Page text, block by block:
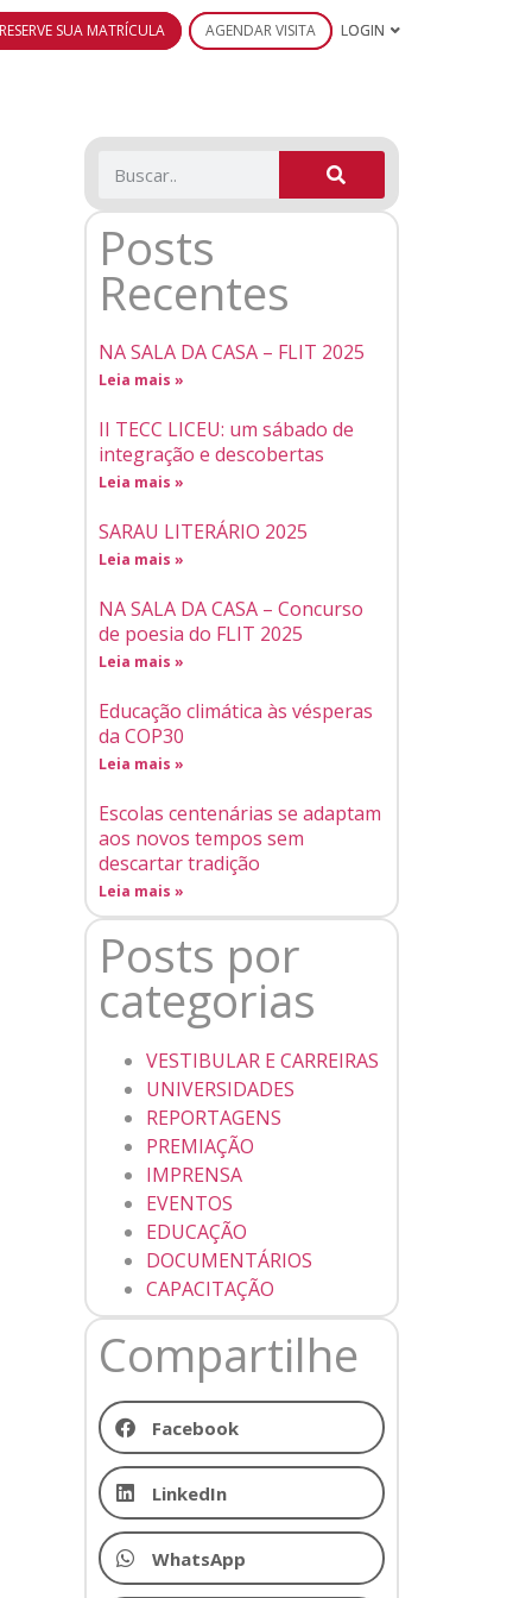
RESERVE SUA MATRÍCULA AGENDAR VISITA LOGIN
Posts
Recentes
NA SALA DA CASA – FLIT 2025
Leia mais »
II TECC LICEU: um sábado de
integração e descobertas
Leia mais »
SARAU LITERÁRIO 2025
Leia mais »
NA SALA DA CASA – Concurso
de poesia do FLIT 2025
Leia mais »
Educação climática às vésperas
da COP30
Leia mais »
Escolas centenárias se adaptam
aos novos tempos sem
descartar tradição
Leia mais »
Posts por
categorias
VESTIBULAR E CARREIRAS
UNIVERSIDADES
REPORTAGENS
PREMIAÇÃO
IMPRENSA
EVENTOS
EDUCAÇÃO
DOCUMENTÁRIOS
CAPACITAÇÃO
Compartilhe
Facebook
LinkedIn
WhatsApp